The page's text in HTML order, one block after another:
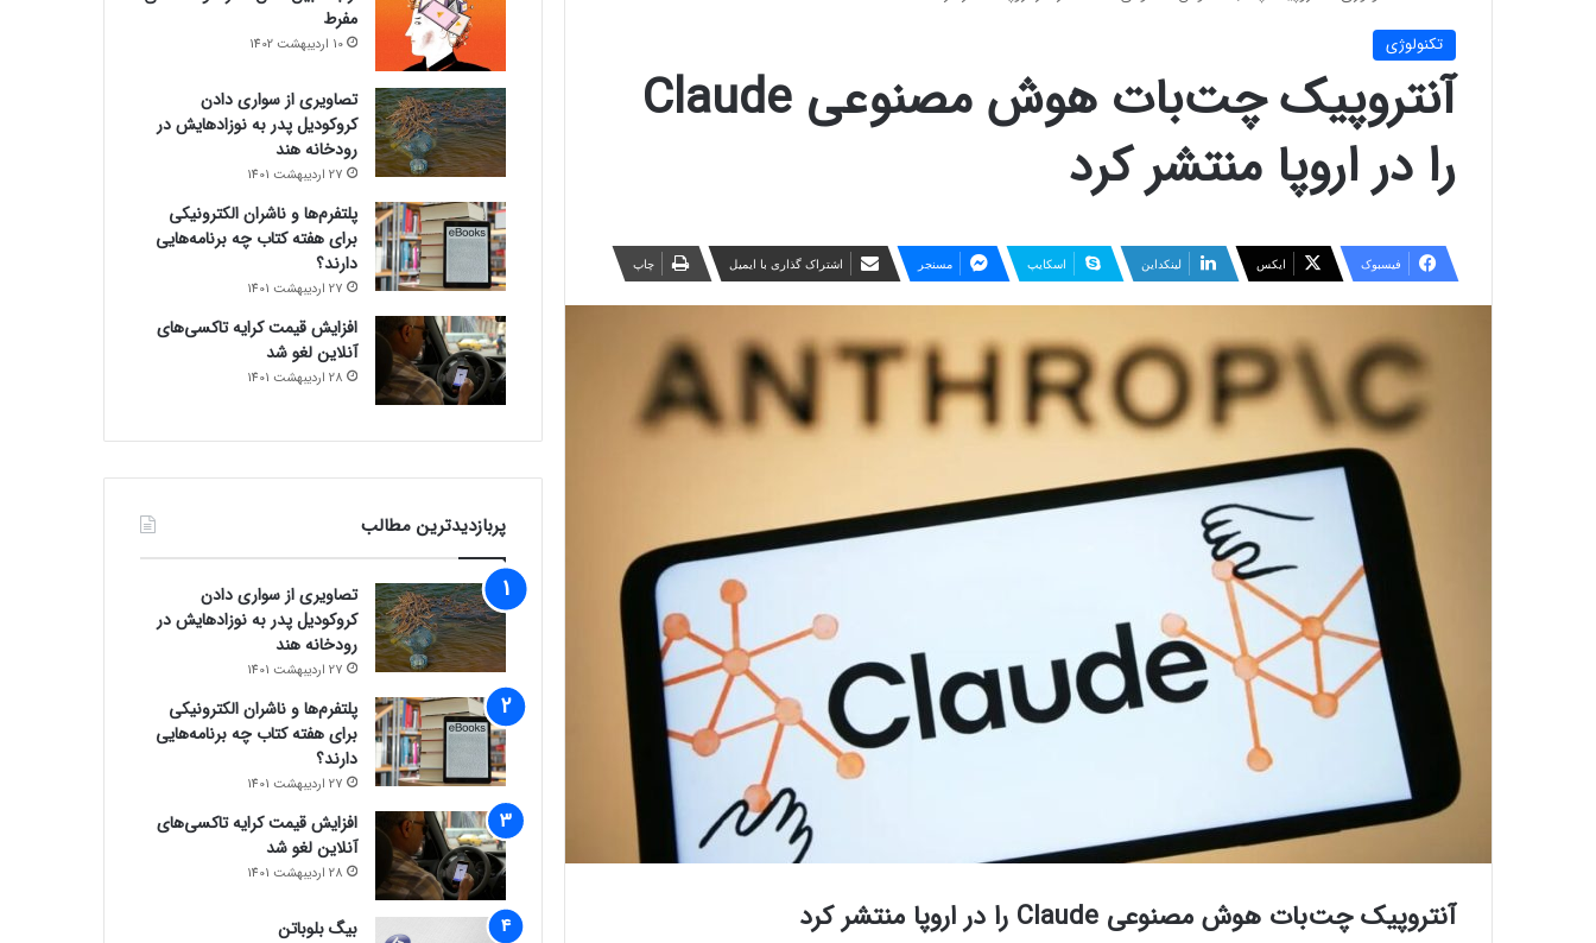
تکنولوژی
آنتروپیک چت‌بات هوش مصنوعی Claude
را در اروپا منتشر کرد
فیسبوک ایکس لینکداین اسکایپ مسنجر اشتراک گذاری با ایمیل چاپ
آنتروپیک چت‌بات هوش مصنوعی Claude را در اروپا منتشر کرد
مفرط
10 اردیبهشت 1402
تصاویری از سواری دادن
کروکودیل پدر به نوزادهایش در
رودخانه هند
27 اردیبهشت 1401
پلتفرم‌ها و ناشران الکترونیکی
برای هفته کتاب چه برنامه‌هایی
دارند؟
27 اردیبهشت 1401
افزایش قیمت کرایه تاکسی‌های
آنلاین لغو شد
28 اردیبهشت 1401
پربازدیدترین مطالب
تصاویری از سواری دادن
کروکودیل پدر به نوزادهایش در
رودخانه هند
27 اردیبهشت 1401
پلتفرم‌ها و ناشران الکترونیکی
برای هفته کتاب چه برنامه‌هایی
دارند؟
27 اردیبهشت 1401
افزایش قیمت کرایه تاکسی‌های
آنلاین لغو شد
28 اردیبهشت 1401
بیگ بلوباتن